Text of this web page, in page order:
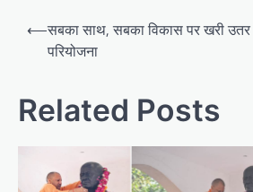
Post
navigation
⟵सबका साथ, सबका विकास पर खरी उतर
परियोजना
Related Posts